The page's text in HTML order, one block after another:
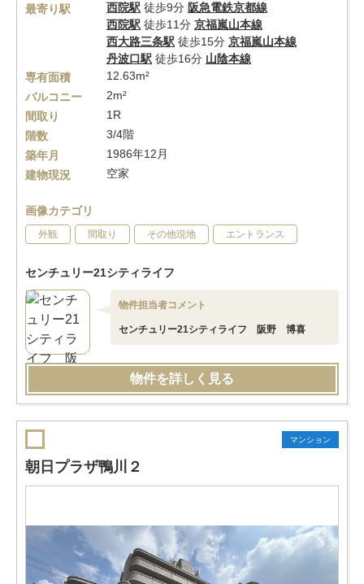
最寄り駅
西院駅 徒歩9分 阪急電鉄京都線
西院駅 徒歩11分 京福嵐山本線
西大路三条駅 徒歩15分 京福嵐山本線
丹波口駅 徒歩16分 山陰本線
専有面積
12.63m²
バルコニー
2m²
間取り
1R
階数
3/4階
築年月
1986年12月
建物現況
空家
画像カテゴリ
外観 間取り その他現地 エントランス
センチュリー21シティライフ
物件担当者コメント
センチュリー21シティライフ 阪野 博喜
物件を詳しく見る
マンション
朝日プラザ鴨川２